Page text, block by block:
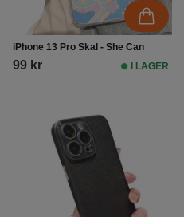
iPhone 13 Pro Skal - She Can
99 kr I LAGER